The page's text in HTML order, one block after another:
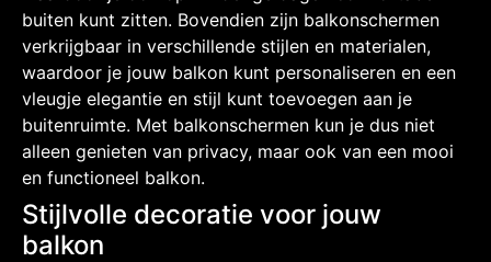
buiten kunt zitten. Bovendien zijn balkonschermen
verkrijgbaar in verschillende stijlen en materialen,
waardoor je jouw balkon kunt personaliseren en een
vleugje elegantie en stijl kunt toevoegen aan je
buitenruimte. Met balkonschermen kun je dus niet
alleen genieten van privacy, maar ook van een mooi
en functioneel balkon.
Stijlvolle decoratie voor jouw
balkon